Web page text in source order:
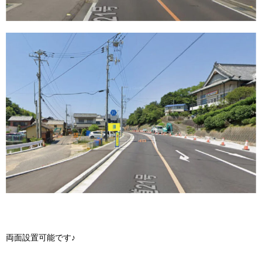
両面設置可能です♪